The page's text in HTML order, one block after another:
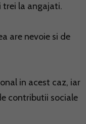
trei la angajati.
are nevoie si de
in acest caz, iar
contributii sociale